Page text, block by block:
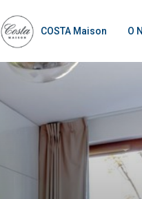
COSTA Maison O